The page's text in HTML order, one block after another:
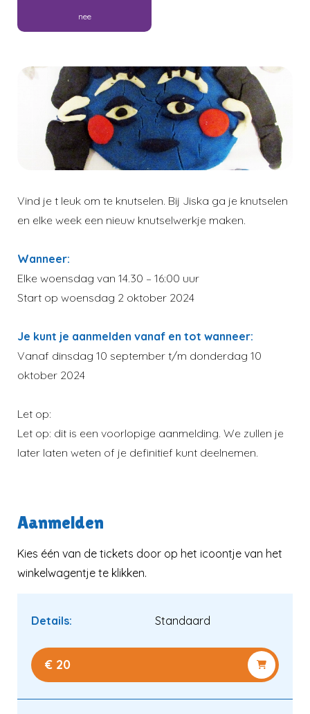
Verder kijken
Naar winkelwagen
nee
Vind je t leuk om te knutselen. Bij Jiska ga je knutselen
en elke week een nieuw knutselwerkje maken.
Wanneer:
Elke woensdag van 14.30 – 16:00 uur
Start op woensdag 2 oktober 2024
Je kunt je aanmelden vanaf en tot wanneer:
Vanaf dinsdag 10 september t/m donderdag 10
oktober 2024
Let op:
Let op: dit is een voorlopige aanmelding. We zullen je
later laten weten of je definitief kunt deelnemen.
Aanmelden
Kies één van de tickets door op het icoontje van het
winkelwagentje te klikken.
Details: Standaard
€ 20